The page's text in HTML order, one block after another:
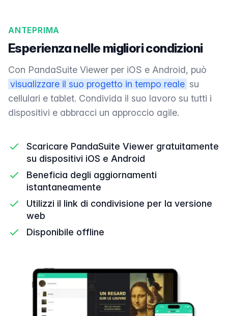
ANTEPRIMA
Esperienza nelle migliori condizioni
Con PandaSuite Viewer per iOS e Android, può
visualizzare il suo progetto in tempo reale su
cellulari e tablet. Condivida il suo lavoro su tutti i
dispositivi e abbracci un approccio agile.
Scaricare PandaSuite Viewer gratuitamente
su dispositivi iOS e Android
Beneficia degli aggiornamenti
istantaneamente
Utilizzi il link di condivisione per la versione
web
Disponibile offline